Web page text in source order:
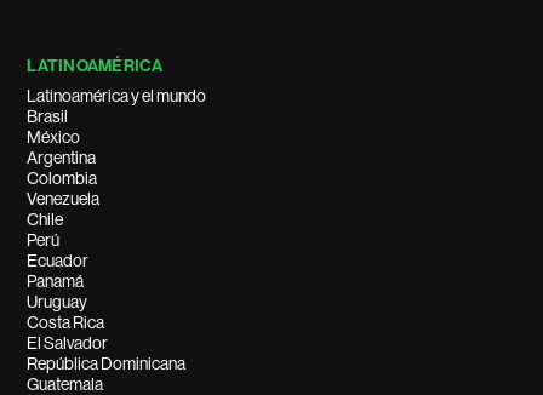
LATINOAMÉRICA
Latinoamérica y el mundo
Brasil
México
Argentina
Colombia
Venezuela
Chile
Perú
Ecuador
Panamá
Uruguay
Costa Rica
El Salvador
República Dominicana
Guatemala